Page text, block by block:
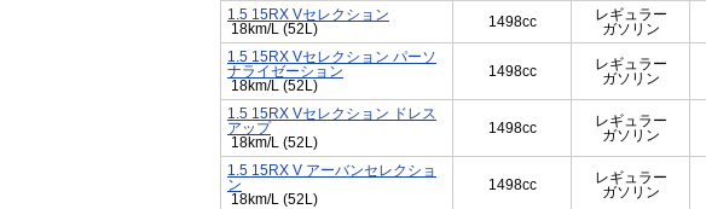
1.5 15RX Vセレクション
18km/L (52L)
1498cc
レギュラー
ガソリン
1.5 15RX Vセレクション パーソ
ナライゼーション
18km/L (52L)
1498cc
レギュラー
ガソリン
1.5 15RX Vセレクション ドレス
アップ
18km/L (52L)
1498cc
レギュラー
ガソリン
1.5 15RX V アーバンセレクショ
ン
18km/L (52L)
1498cc
レギュラー
ガソリン